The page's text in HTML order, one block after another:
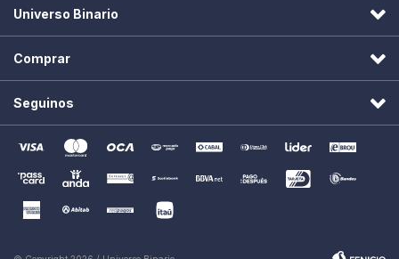
Universo Binario
Comprar
Seguinos